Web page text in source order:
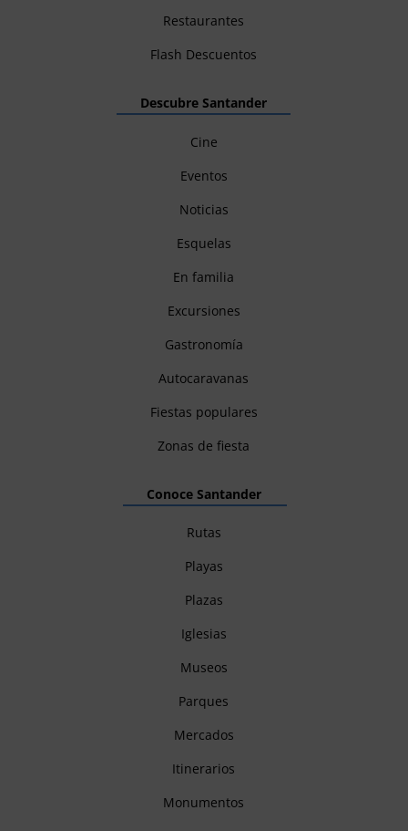
Restaurantes
Flash Descuentos
Descubre Santander
Cine
Eventos
Noticias
Esquelas
En familia
Excursiones
Gastronomía
Autocaravanas
Fiestas populares
Zonas de fiesta
Conoce Santander
Rutas
Playas
Plazas
Iglesias
Museos
Parques
Mercados
Itinerarios
Monumentos